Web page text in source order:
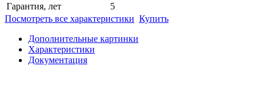
Гарантия, лет
5
Посмотреть все характеристики Купить
Дополнительные картинки
Характеристики
Документация